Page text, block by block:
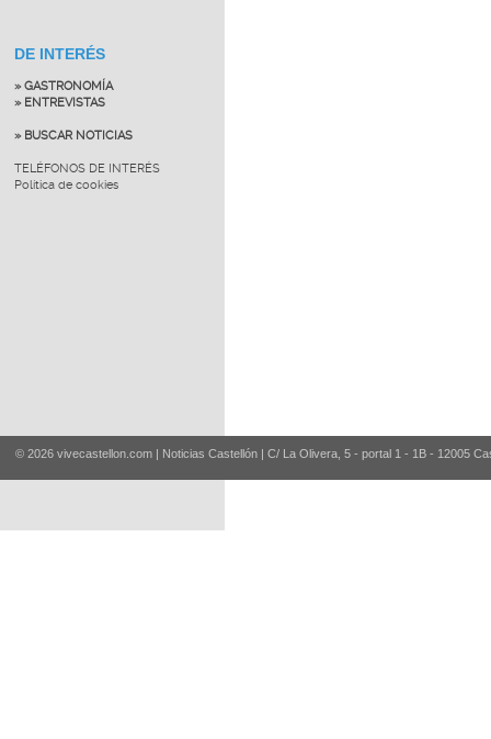
DE INTERÉS
» GASTRONOMÍA
» ENTREVISTAS
» BUSCAR NOTICIAS
TELÉFONOS DE INTERÉS
Política de cookies
© 2026 vivecastellon.com | Noticias Castellón | C/ La Olivera, 5 - portal 1 - 1B - 12005